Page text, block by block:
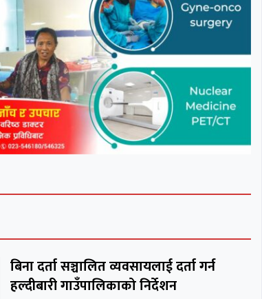
बिना दर्ता सञ्चालित व्यवसायलाई दर्ता गर्न
हल्दीबारी गाउँपालिकाको निर्देशन